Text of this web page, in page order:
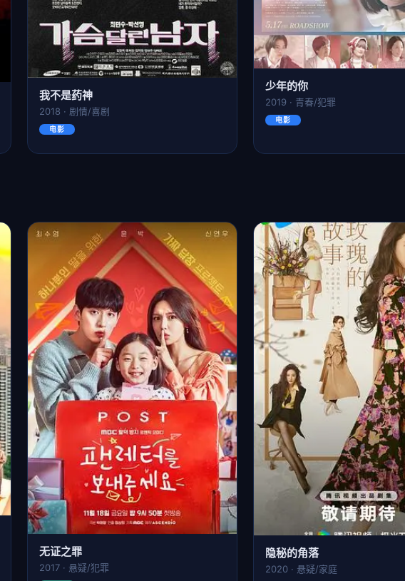
我不是药神
2018 · 剧情/喜剧
电影
少年的你
2019 · 青春/犯罪
电影
无证之罪
2017 · 悬疑/犯罪
隐秘的角落
2020 · 悬疑/家庭